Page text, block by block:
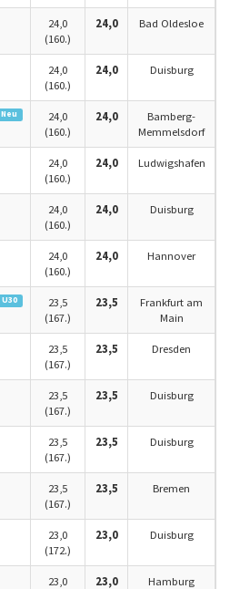
24,0
(160.)
24,0 Bad Oldesloe
24,0
(160.)
24,0 Duisburg
Neu
24,0
(160.)
24,0
Bamberg-
Memmelsdorf
24,0
(160.)
24,0 Ludwigshafen
24,0
(160.)
24,0 Duisburg
24,0
(160.)
24,0 Hannover
U30
23,5
(167.)
23,5
Frankfurt am
Main
23,5
(167.)
23,5 Dresden
23,5
(167.)
23,5 Duisburg
23,5
(167.)
23,5 Duisburg
23,5
(167.)
23,5 Bremen
23,0
(172.)
23,0 Duisburg
23,0
23,0 Hamburg